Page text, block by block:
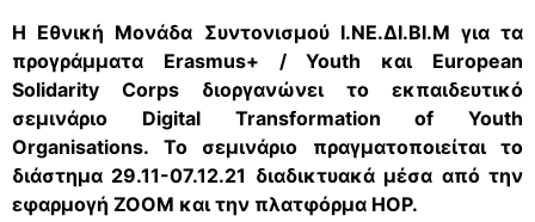
Η Εθνική Μονάδα Συντονισμού Ι.ΝΕ.ΔΙ.ΒΙ.Μ για τα
προγράμματα Erasmus+ / Youth και Εuropean
Solidarity Corps διοργανώνει το εκπαιδευτικό
σεμινάριο Digital Transformation of Youth
Organisations. Το σεμινάριο πραγματοποιείται το
διάστημα 29.11-07.12.21 διαδικτυακά μέσα από την
εφαρμογή ΖΟΟΜ και την πλατφόρμα HOP.